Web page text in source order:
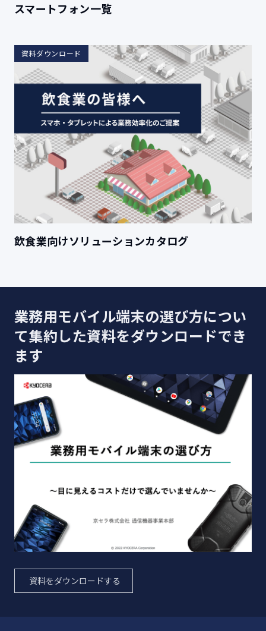
スマートフォン一覧
資料ダウンロード
飲食業向けソリューションカタログ
業務用モバイル端末の選び方につい
て集約した資料をダウンロードでき
ます
資料をダウンロードする